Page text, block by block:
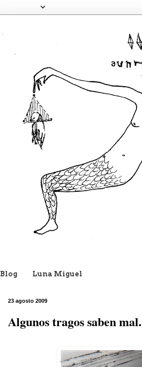
Blog Luna Miguel
23 agosto 2009
Algunos tragos saben mal.